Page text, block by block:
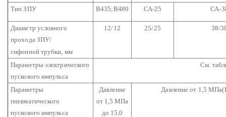
Тип ЗПУ В435;В480 СА-25 СА-
Диаметр условного
прохода ЗПУ/
сифонной трубки, мм
12/12 25/25 38/
Параметры электрического
пускового импульса
См.
Параметры
пневматического
пускового импульса
Давление
от 1,5 МПа
до 15,0
Давление от 1,5